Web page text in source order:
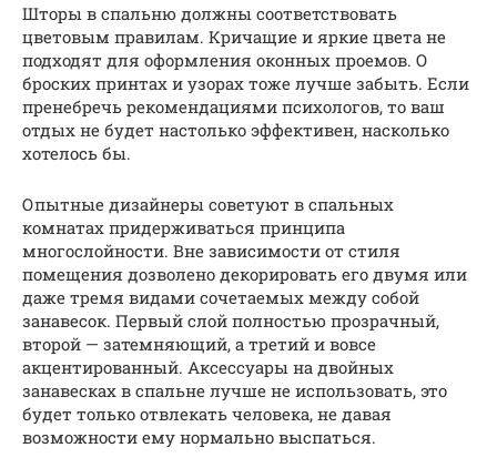
Шторы в спальню должны соответствовать
цветовым правилам. Кричащие и яркие цвета не
подходят для оформления оконных проемов. О
броских принтах и узорах тоже лучше забыть. Если
пренебречь рекомендациями психологов, то ваш
отдых не будет настолько эффективен, насколько
хотелось бы.
Опытные дизайнеры советуют в спальных
комнатах придерживаться принципа
многослойности. Вне зависимости от стиля
помещения дозволено декорировать его двумя или
даже тремя видами сочетаемых между собой
занавесок. Первый слой полностью прозрачный,
второй — затемняющий, а третий и вовсе
акцентированный. Аксессуары на двойных
занавесках в спальне лучше не использовать, это
будет только отвлекать человека, не давая
возможности ему нормально выспаться.